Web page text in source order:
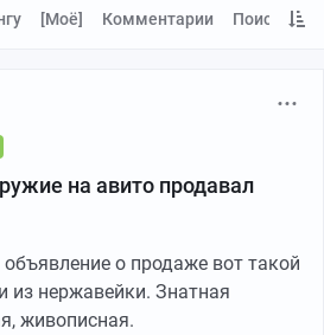
[моё] Комментарии Поиск
на авито продавал
о продаже вот такой
из нержавейки. Знатная
живописная.